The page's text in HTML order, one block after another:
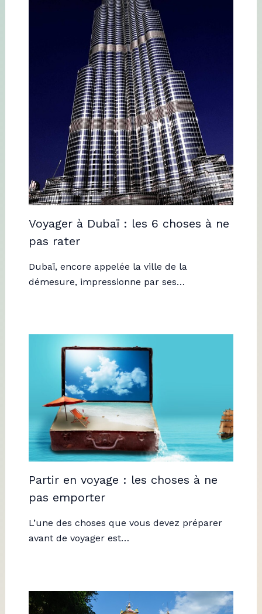
Voyager à Dubaï : les 6 choses à ne
pas rater
Dubaï, encore appelée la ville de la
démesure, impressionne par ses…
Partir en voyage : les choses à ne
pas emporter
L’une des choses que vous devez préparer
avant de voyager est…